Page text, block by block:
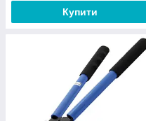
Купити